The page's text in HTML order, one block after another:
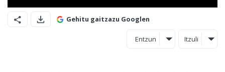
Gehitu gaitzazu Googlen
Entzun Itzuli